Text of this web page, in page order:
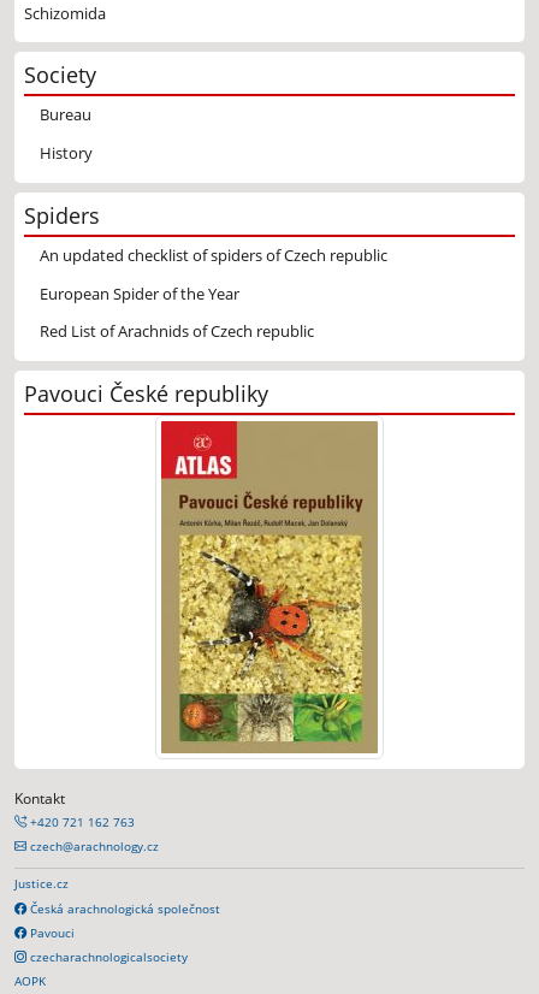
Schizomida
Society
Bureau
History
Spiders
An updated checklist of spiders of Czech republic
European Spider of the Year
Red List of Arachnids of Czech republic
Pavouci České republiky
Kontakt
+420 721 162 763
czech@arachnology.cz
Justice.cz
Česká arachnologická společnost
Pavouci
czecharachnologicalsociety
AOPK